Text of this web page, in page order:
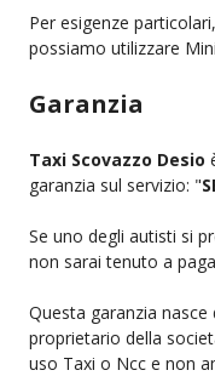
Per esigenze
possiamo utilizzare
Garanzia
Taxi Scovazzo Desio
garanzia sul servizio: "
Se uno degli autisti si
non sarai tenuto a
Questa garanzia
proprietario della
uso Taxi o Ncc e non